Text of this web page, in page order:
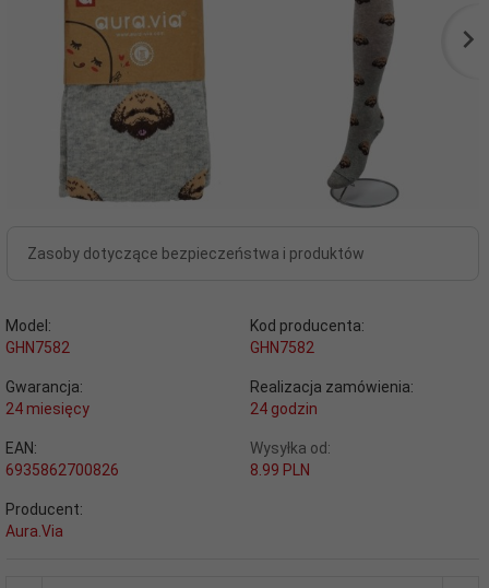
Zasoby dotyczące bezpieczeństwa i produktów
Model:
GHN7582
Kod producenta:
GHN7582
Gwarancja:
24 miesięcy
Realizacja zamówienia:
24 godzin
EAN:
6935862700826
Wysyłka od:
8.99 PLN
Producent:
Aura.Via